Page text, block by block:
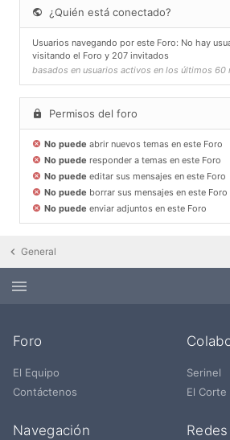
¿Quién está conectado?
Usuarios navegando por este Foro: No hay
visitando el Foro y 207 invitados
basados en usuarios activos en los últimos 60
Permisos del foro
No puede abrir nuevos temas en este Foro
No puede responder a temas en este Foro
No puede editar sus mensajes en este Foro
No puede borrar sus mensajes en este Foro
No puede enviar adjuntos en este Foro
General
Foro
El Equipo
Contáctenos
Serinel
El
Navegación